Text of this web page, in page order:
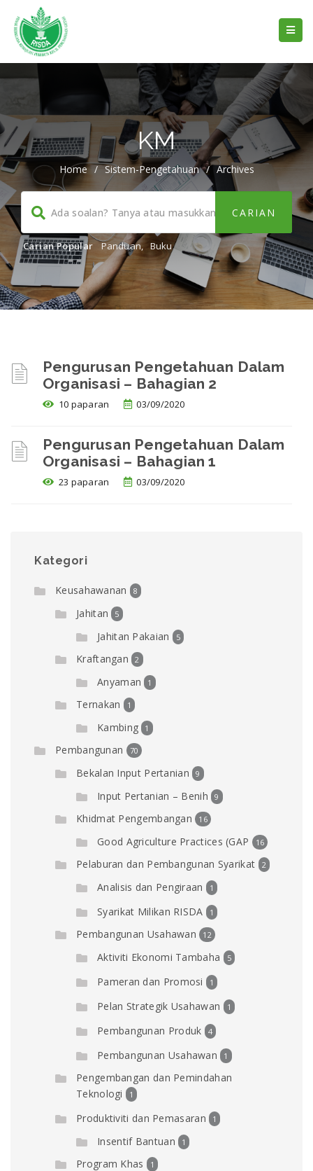
KM
Home / Sistem-Pengetahuan / Archives
Carian Popular Panduan, Buku
Pengurusan Pengetahuan Dalam
Organisasi – Bahagian 2
10 paparan 03/09/2020
Pengurusan Pengetahuan Dalam
Organisasi – Bahagian 1
23 paparan 03/09/2020
Kategori
Keusahawanan 8
Jahitan 5
Jahitan Pakaian 5
Kraftangan 2
Anyaman 1
Ternakan 1
Kambing 1
Pembangunan 70
Bekalan Input Pertanian 9
Input Pertanian – Benih 9
Khidmat Pengembangan 16
Good Agriculture Practices (GAP 16
Pelaburan dan Pembangunan Syarikat 2
Analisis dan Pengiraan 1
Syarikat Milikan RISDA 1
Pembangunan Usahawan 12
Aktiviti Ekonomi Tambaha 5
Pameran dan Promosi 1
Pelan Strategik Usahawan 1
Pembangunan Produk 4
Pembangunan Usahawan 1
Pengembangan dan Pemindahan
Teknologi
1
Produktiviti dan Pemasaran 1
Insentif Bantuan 1
Program Khas 1